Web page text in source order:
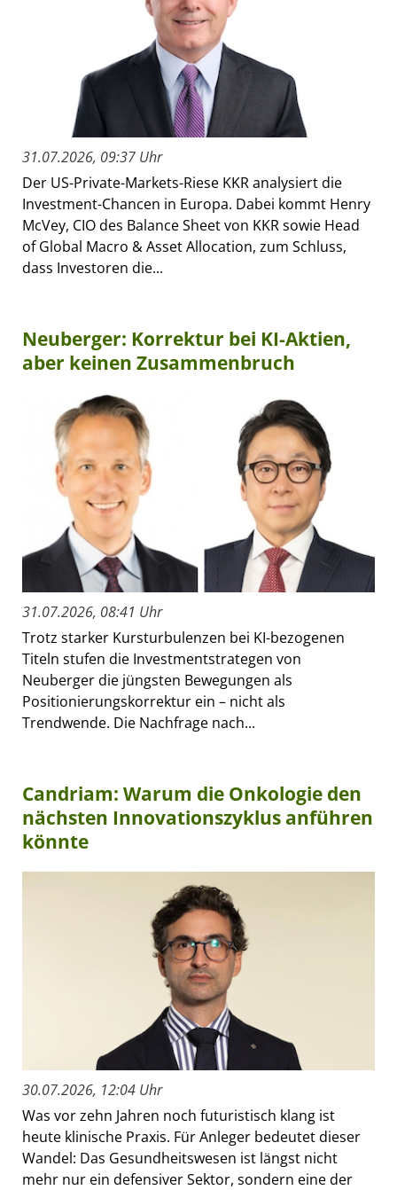
31.07.2026, 09:37 Uhr
Der US-Private-Markets-Riese KKR analysiert die
Investment-Chancen in Europa. Dabei kommt Henry
McVey, CIO des Balance Sheet von KKR sowie Head
of Global Macro & Asset Allocation, zum Schluss,
dass Investoren die...
Neuberger: Korrektur bei KI-Aktien,
aber keinen Zusammenbruch
31.07.2026, 08:41 Uhr
Trotz starker Kursturbulenzen bei KI-bezogenen
Titeln stufen die Investmentstrategen von
Neuberger die jüngsten Bewegungen als
Positionierungskorrektur ein – nicht als
Trendwende. Die Nachfrage nach...
Candriam: Warum die Onkologie den
nächsten Innovationszyklus anführen
könnte
30.07.2026, 12:04 Uhr
Was vor zehn Jahren noch futuristisch klang ist
heute klinische Praxis. Für Anleger bedeutet dieser
Wandel: Das Gesundheitswesen ist längst nicht
mehr nur ein defensiver Sektor, sondern eine der